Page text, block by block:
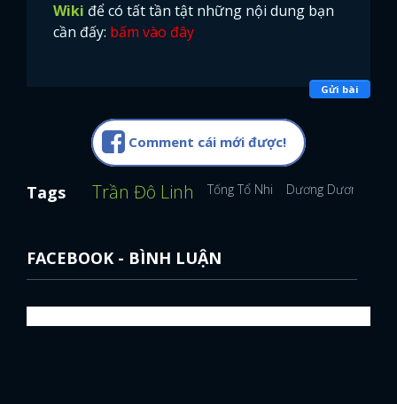
Wiki để có tất tần tật những nội dung bạn
cần đấy: bấm vào đây
Gửi bài
Comment cái mới được!
Tags Trần Đô Linh Tống Tổ Nhi Dương Dương
FACEBOOK - BÌNH LUẬN